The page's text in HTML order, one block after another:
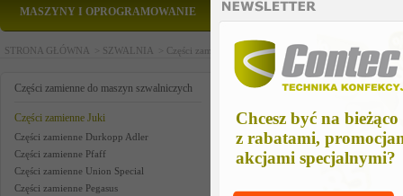
Chcesz być na bieżąco
z rabatami,
akcjami specjalnymi?
MASZYNY I OPROGRAMOWANIE CZĘŚCI ZAMIENNE
STRONA GŁÓWNA > SZWALNIA > Części zamienne do maszyn szwalniczych >Części
Części zamienne do maszyn szwalniczych
Części zamienne Juki
Części zamienne Durkopp Adler
Części zamienne Pfaff
Części zamienne Union Special
Części zamienne Pegasus
holder plate